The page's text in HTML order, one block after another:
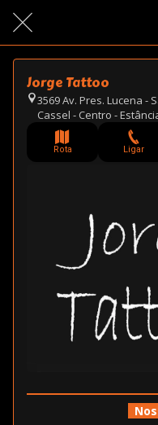
Jorge Tattoo
3569 Av. Pres. Lucena -
Cassel - Centro -
Rota Ligar